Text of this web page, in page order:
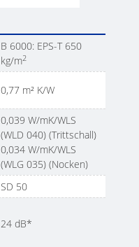
B 6000: EPS-T 650
kg/m2
0,77 m² K/W
0,039 W/mK/WLS
(WLD 040) (Trittschall)
0,034 W/mK/WLS
(WLG 035) (Nocken)
SD 50
24 dB*